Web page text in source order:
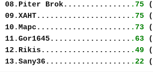
08.Piter Brok............... .75
09.ХАНТ..................... .75
10.Марс..................... .73
11.Gor1645.................. .63
12.Rikis.................... .49
13.Sany36................... .22